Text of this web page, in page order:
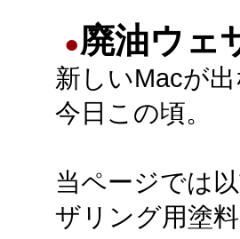
●廃油ウェ
新しいMacが
今日この頃。
当ページでは
ザリング用塗